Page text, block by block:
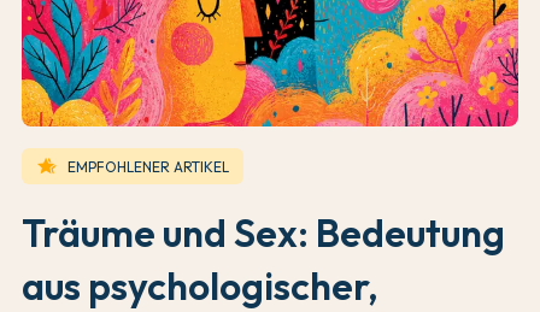
hotel_class EMPFOHLENER ARTIKEL
Träume und Sex: Bedeutung
aus psychologischer,